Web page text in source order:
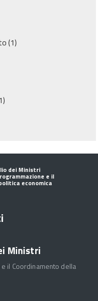
(1)
dei Ministri
e il
economica
Ministri
il Coordinamento della